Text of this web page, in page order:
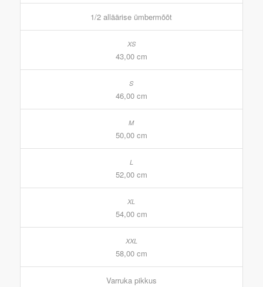
1/2 alläärise ümbermõõt
43,00 cm
46,00 cm
50,00 cm
52,00 cm
54,00 cm
58,00 cm
Varruka pikkus